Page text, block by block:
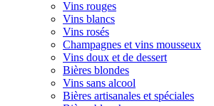
Vins rouges
Vins blancs
Vins rosés
Champagnes et vins mousseux
Vins doux et de dessert
Bières blondes
Vins sans alcool
Bières artisanales et spéciales